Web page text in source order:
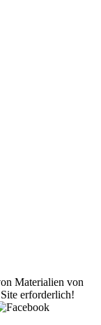
Materialien von
erforderlich!